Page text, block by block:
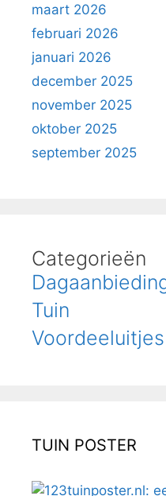
maart 2026
februari 2026
januari 2026
december 2025
november 2025
oktober 2025
september 2025
Categorieën
Tuin
Voordeeluitjes
TUIN POSTER